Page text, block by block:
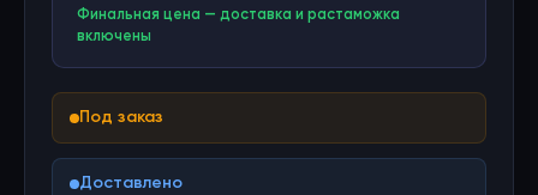
Финальная цена — доставка и растаможка
включены
Под заказ
Доставлено